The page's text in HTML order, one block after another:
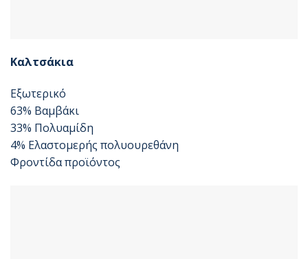
Καλτσάκια
Εξωτερικό
63% Βαμβάκι
33% Πολυαμίδη
4% Ελαστομερής πολυουρεθάνη
Φροντίδα προϊόντος